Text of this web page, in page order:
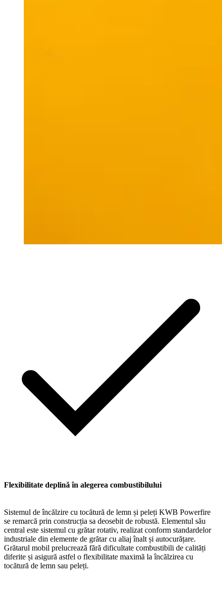
Flexibilitate deplină în alegerea combustibilului
Sistemul de încălzire cu tocătură de lemn și peleți KWB Powerfire
se remarcă prin construcția sa deosebit de robustă. Elementul său
central este sistemul cu grătar rotativ, realizat conform standardelor
industriale din elemente de grătar cu aliaj înalt și autocurățare.
Grătarul mobil prelucrează fără dificultate combustibili de calități
diferite și asigură astfel o flexibilitate maximă la încălzirea cu
tocătură de lemn sau peleți.